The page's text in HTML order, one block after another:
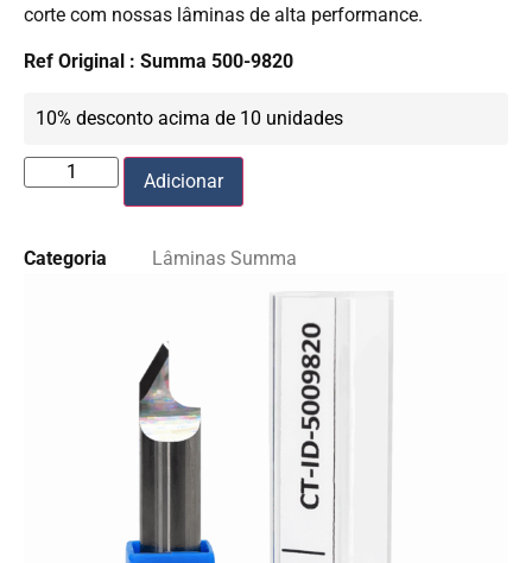
corte com nossas lâminas de alta performance.
Ref Original : Summa 500-9820
10% desconto acima de 10 unidades
Adicionar
Categoria Lâminas Summa